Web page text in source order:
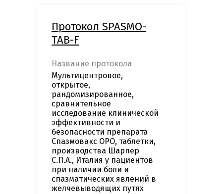
Протокол SPASMO-
TAB-F
Название протокола
Мультицентровое,
открытое,
рандомизированное,
сравнительное
исследование клинической
эффективности и
безопасности препарата
Спазмовакс ОРО, таблетки,
производства Шарпер
С.П.А., Италия у пациентов
при наличии боли и
спазматических явлений в
желчевыводящих путях